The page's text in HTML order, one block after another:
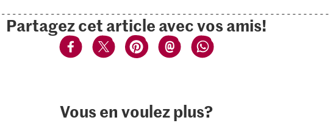
Partagez cet article avec vos amis!
Vous en voulez plus?